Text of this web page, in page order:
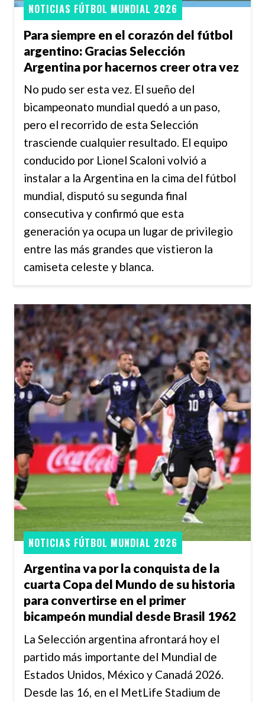
Para siempre en el corazón del fútbol
argentino: Gracias Selección
Argentina por hacernos creer otra vez
NOTICIAS FÚTBOL MUNDIAL 2026
No pudo ser esta vez. El sueño del
bicampeonato mundial quedó a un paso,
pero el recorrido de esta Selección
trasciende cualquier resultado. El equipo
conducido por Lionel Scaloni volvió a
instalar a la Argentina en la cima del fútbol
mundial, disputó su segunda final
consecutiva y confirmó que esta
generación ya ocupa un lugar de privilegio
entre las más grandes que vistieron la
camiseta celeste y blanca.
Argentina va por la conquista de la
cuarta Copa del Mundo de su historia
para convertirse en el primer
bicampeón mundial desde Brasil 1962
NOTICIAS FÚTBOL MUNDIAL 2026
La Selección argentina afrontará hoy el
partido más importante del Mundial de
Estados Unidos, México y Canadá 2026.
Desde las 16, en el MetLife Stadium de